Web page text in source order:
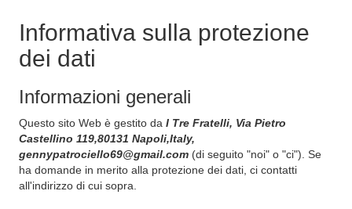
Informativa sulla protezione
dei dati
Informazioni generali
Questo sito Web è gestito da I Tre Fratelli, Via Pietro
Castellino 119,80131 Napoli,Italy,
gennypatrociello69@gmail.com (di seguito "noi" o "ci"). Se
ha domande in merito alla protezione dei dati, ci contatti
all'indirizzo di cui sopra.